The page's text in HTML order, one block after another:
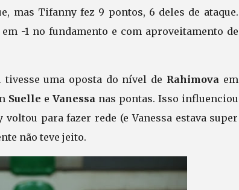
mas Tifanny fez 9 pontos, 6 deles de ataque.
-1 no fundamento e com aproveitamento de
uma oposta do nível de Rahimova em
Suelle e Vanessanas pontas. Isso influenciou
para fazer rede (e Vanessa estava super
não teve jeito.